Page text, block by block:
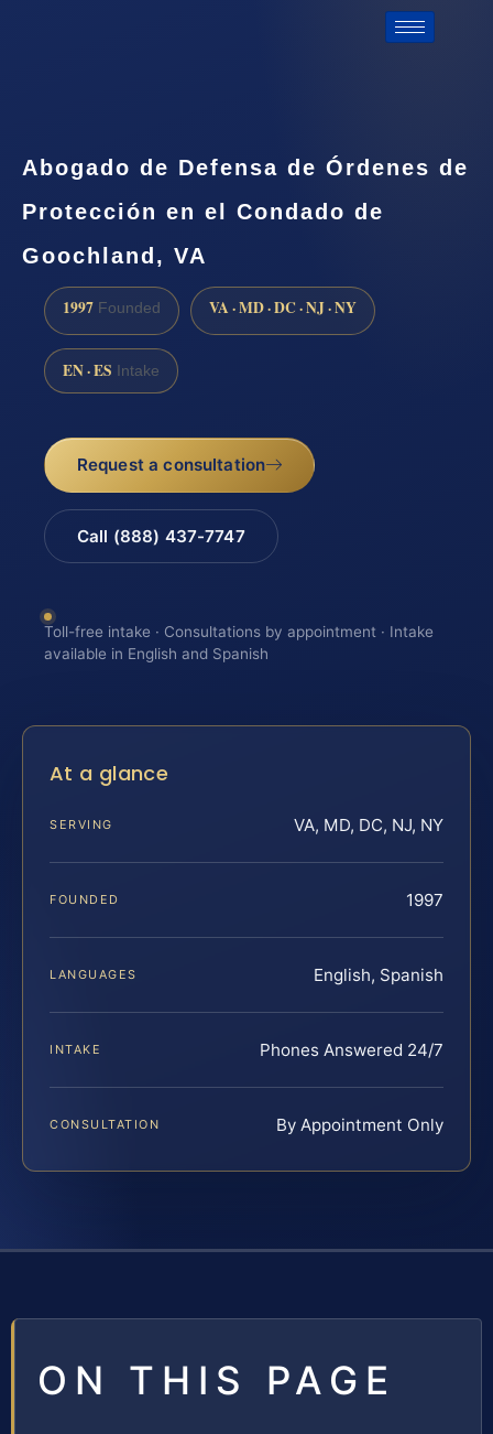
Abogado de Defensa de Órdenes de
Protección en el Condado de
Goochland, VA
1997 Founded VA · MD · DC · NJ · NY
EN · ES Intake
Request a consultation
Call (888) 437-7747
Toll-free intake · Consultations by appointment · Intake
available in English and Spanish
At a glance
SERVING VA, MD, DC, NJ, NY
FOUNDED 1997
LANGUAGES English, Spanish
INTAKE Phones Answered 24/7
CONSULTATION By Appointment Only
ON THIS PAGE